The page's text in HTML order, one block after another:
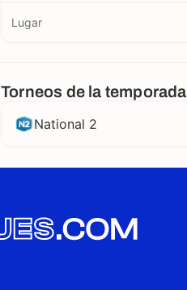
Lugar
Torneos de la temporada
National 2